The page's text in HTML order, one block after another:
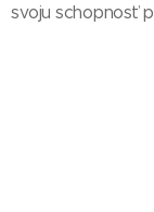
svoju schopnosť